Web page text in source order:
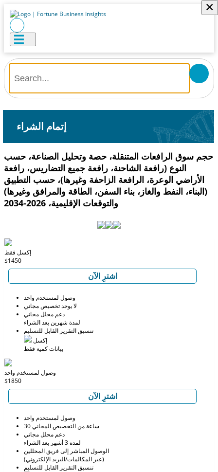
×
إتمام الشراء
حجم سوق الرافعات المتنقلة، حصة وتحليل الصناعة، حسب
النوع (رافعة الشاحنة، رافعة جميع التضاريس، رافعة
الأراضي الوعرة، الرافعة الزاحفة وغيرها)، حسب التطبيق
(البناء، النفط والغاز، بناء السفن، الطاقة والمرافق وغيرها)
والتوقعات الإقليمية، 2026-2034
إكسل فقط
$1450
اشترِ الآن
وصول لمستخدم واحد
لا يوجد تخصيص مجاني
دعم محلل مجاني
لمدة شهرين بعد الشراء
تنسيق التقرير القابل للتسليم
إكسل
بيانات كمية فقط
وصول لمستخدم واحد
$1850
اشترِ الآن
وصول لمستخدم واحد
30 ساعة من التخصيص المجاني
دعم محلل مجاني
لمدة 3 أشهر بعد الشراء
الوصول المباشر إلى فريق المحللين
(عبر المكالمات/البريد الإلكتروني)
تنسيق التقرير القابل للتسليم